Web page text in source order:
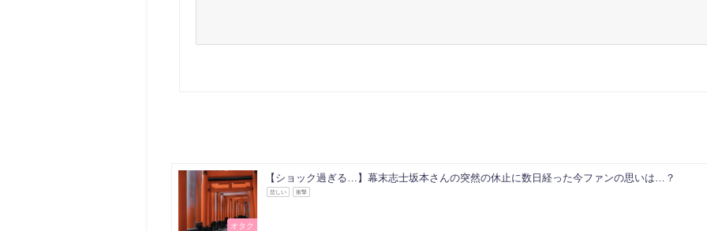
オタク
【ショック過ぎる…】幕末志士坂本さんの突然の休止に数日経った今ファンの思いは…？
悲しい 衝撃